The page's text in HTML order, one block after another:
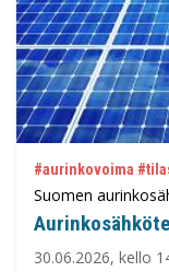
#aurinkovoima
Suomen
30.06.2026, kello